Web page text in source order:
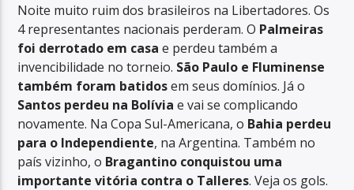
Noite muito ruim dos brasileiros na Libertadores. Os
4 representantes nacionais perderam. O Palmeiras
foi derrotado em casa e perdeu também a
invencibilidade no torneio. São Paulo e Fluminense
também foram batidosem seus domínios. Já o
Santos perdeu na Bolívia e vai se complicando
novamente. Na Copa Sul-Americana, o Bahia perdeu
para o Independiente, na Argentina. Também no
país vizinho, o Bragantino conquistou uma
importante vitória contra o Talleres. Veja os gols.